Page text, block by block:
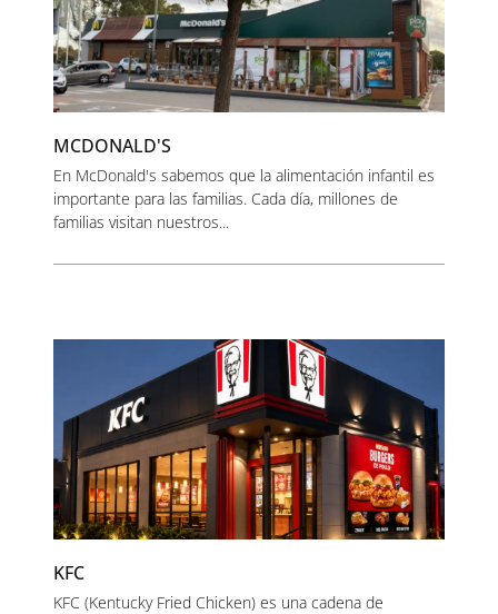
MCDONALD'S
En McDonald's sabemos que la alimentación infantil es
importante para las familias. Cada día, millones de
familias visitan nuestros...
KFC
KFC (Kentucky Fried Chicken) es una cadena de